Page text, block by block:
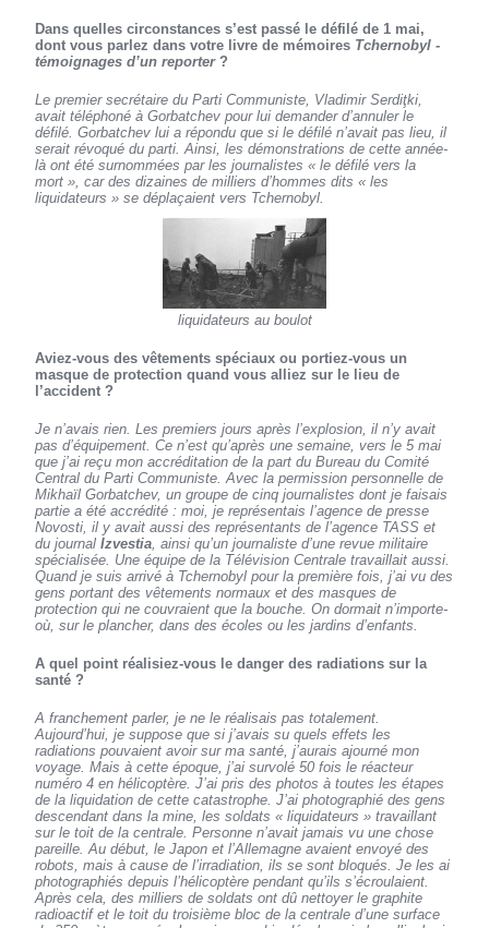
Dans quelles circonstances s’est passé le défilé de 1 mai,
dont vous parlez dans votre livre de mémoires Tchernobyl -
témoignages d’un reporter?
Le premier secrétaire du Parti Communiste, Vladimir Serdiţki,
avait téléphoné à Gorbatchev pour lui demander d’annuler le
défilé. Gorbatchev lui a répondu que si le défilé n’avait pas lieu, il
serait révoqué du parti. Ainsi, les démonstrations de cette année-
là ont été surnommées par les journalistes « le défilé vers la
mort », car des dizaines de milliers d’hommes dits « les
liquidateurs » se déplaçaient vers Tchernobyl.
liquidateurs au boulot
Aviez-vous des vêtements spéciaux ou portiez-vous un
masque de protection quand vous alliez sur le lieu de
l’accident ?
Je n’avais rien. Les premiers jours après l’explosion, il n’y avait
pas d’équipement. Ce n’est qu’après une semaine, vers le 5 mai
que j’ai reçu mon accréditation de la part du Bureau du Comité
Central du Parti Communiste. Avec la permission personnelle de
Mikhaïl Gorbatchev, un groupe de cinq journalistes dont je faisais
partie a été accrédité : moi, je représentais l’agence de presse
Novosti, il y avait aussi des représentants de l’agence TASS et
du journalIzvestia , ainsi qu’un journaliste d’une revue militaire
spécialisée. Une équipe de la Télévision Centrale travaillait aussi.
Quand je suis arrivé à Tchernobyl pour la première fois, j’ai vu des
gens portant des vêtements normaux et des masques de
protection qui ne couvraient que la bouche. On dormait n’importe-
où, sur le plancher, dans des écoles ou les jardins d’enfants.
A quel point réalisiez-vous le danger des radiations sur la
santé ?
A franchement parler, je ne le réalisais pas totalement.
Aujourd’hui, je suppose que si j’avais su quels effets les
radiations pouvaient avoir sur ma santé, j’aurais ajourné mon
voyage. Mais à cette époque, j’ai survolé 50 fois le réacteur
numéro 4 en hélicoptère. J’ai pris des photos à toutes les étapes
de la liquidation de cette catastrophe. J’ai photographié des gens
descendant dans la mine, les soldats « liquidateurs » travaillant
sur le toit de la centrale. Personne n’avait jamais vu une chose
pareille. Au début, le Japon et l’Allemagne avaient envoyé des
robots, mais à cause de l’irradiation, ils se sont bloqués. Je les ai
photographiés depuis l’hélicoptère pendant qu’ils s’écroulaient.
Après cela, des milliers de soldats ont dû nettoyer le graphite
radioactif et le toit du troisième bloc de la centrale d’une surface